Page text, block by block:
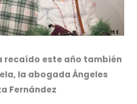
recaído este año también
la abogada Ángeles
Fernández